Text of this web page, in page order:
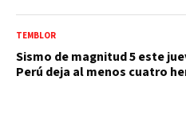
TEMBLOR
Sismo de magnitud 5 este
Perú deja al menos cuatro